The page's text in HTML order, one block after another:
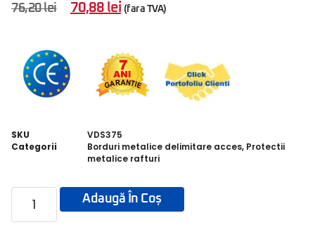
76,20lei 70,88 lei (fara TVA)
SKU
VDS375
Categorii
Borduri metalice delimitare acces, Protectii
metalice rafturi
Adaugă În Coș